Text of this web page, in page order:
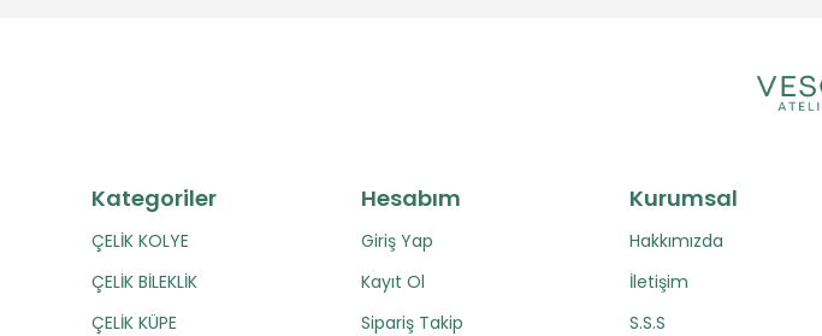
Kategoriler
ÇELİK KOLYE
ÇELİK BİLEKLİK
ÇELİK KÜPE
Hesabım
Giriş Yap
Kayıt Ol
Sipariş Takip
Kurumsal
Hakkımızda
İletişim
S.S.S